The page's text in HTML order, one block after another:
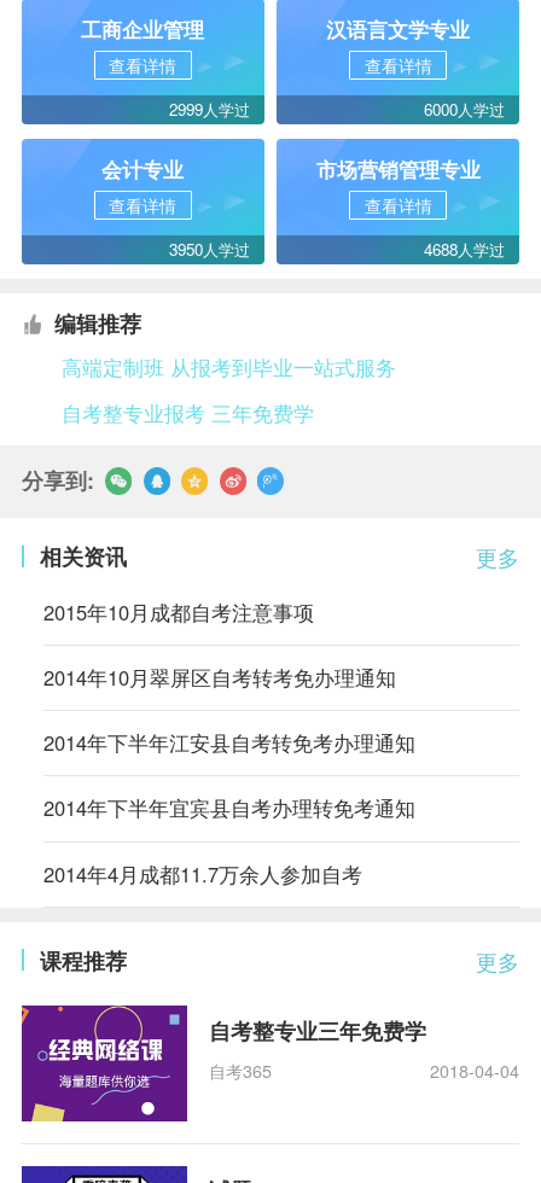
工商企业管理
查看详情
2999人学过
汉语言文学专业
查看详情
6000人学过
会计专业
查看详情
3950人学过
市场营销管理专业
查看详情
4688人学过
编辑推荐
高端定制班 从报考到毕业一站式服务
自考整专业报考 三年免费学
分享到:
更多
相关资讯
2015年10月成都自考注意事项
2014年10月翠屏区自考转考免办理通知
2014年下半年江安县自考转免考办理通知
2014年下半年宜宾县自考办理转免考通知
2014年4月成都11.7万余人参加自考
更多
课程推荐
自考整专业三年免费学
自考365 2018-04-04